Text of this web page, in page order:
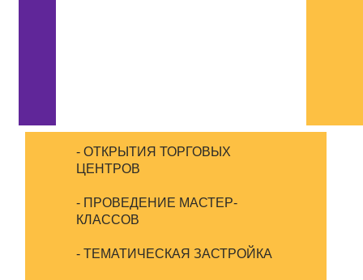
- ОТКРЫТИЯ ТОРГОВЫХ
ЦЕНТРОВ
- ПРОВЕДЕНИЕ МАСТЕР-
КЛАССОВ
- ТЕМАТИЧЕСКАЯ ЗАСТРОЙКА